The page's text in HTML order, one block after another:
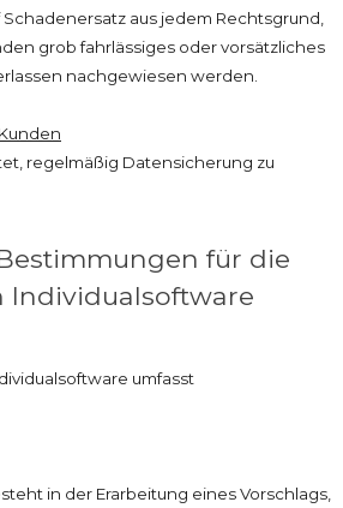
aus jedem Rechtsgrund,
grob fahrlässiges oder vorsätzliches
nachgewiesen werden.
regelmäßig Datensicherung zu
für die
Individualsoftware
umfasst
in der Erarbeitung eines Vorschlags,